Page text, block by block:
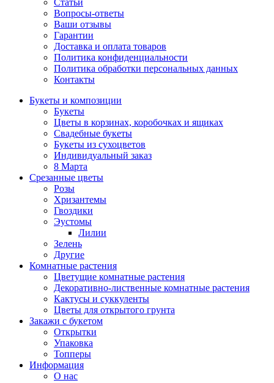
Статьи
Вопросы-ответы
Ваши отзывы
Гарантии
Доставка и оплата товаров
Политика конфиденциальности
Политика обработки персональных данных
Контакты
Букеты и композиции
Букеты
Цветы в корзинах, коробочках и ящиках
Свадебные букеты
Букеты из сухоцветов
Индивидуальный заказ
8 Марта
Срезанные цветы
Розы
Хризантемы
Гвоздики
Эустомы
Лилии
Зелень
Другие
Комнатные растения
Цветущие комнатные растения
Декоративно-лиственные комнатные растения
Кактусы и суккуленты
Цветы для открытого грунта
Закажи с букетом
Открытки
Упаковка
Топперы
Информация
О нас